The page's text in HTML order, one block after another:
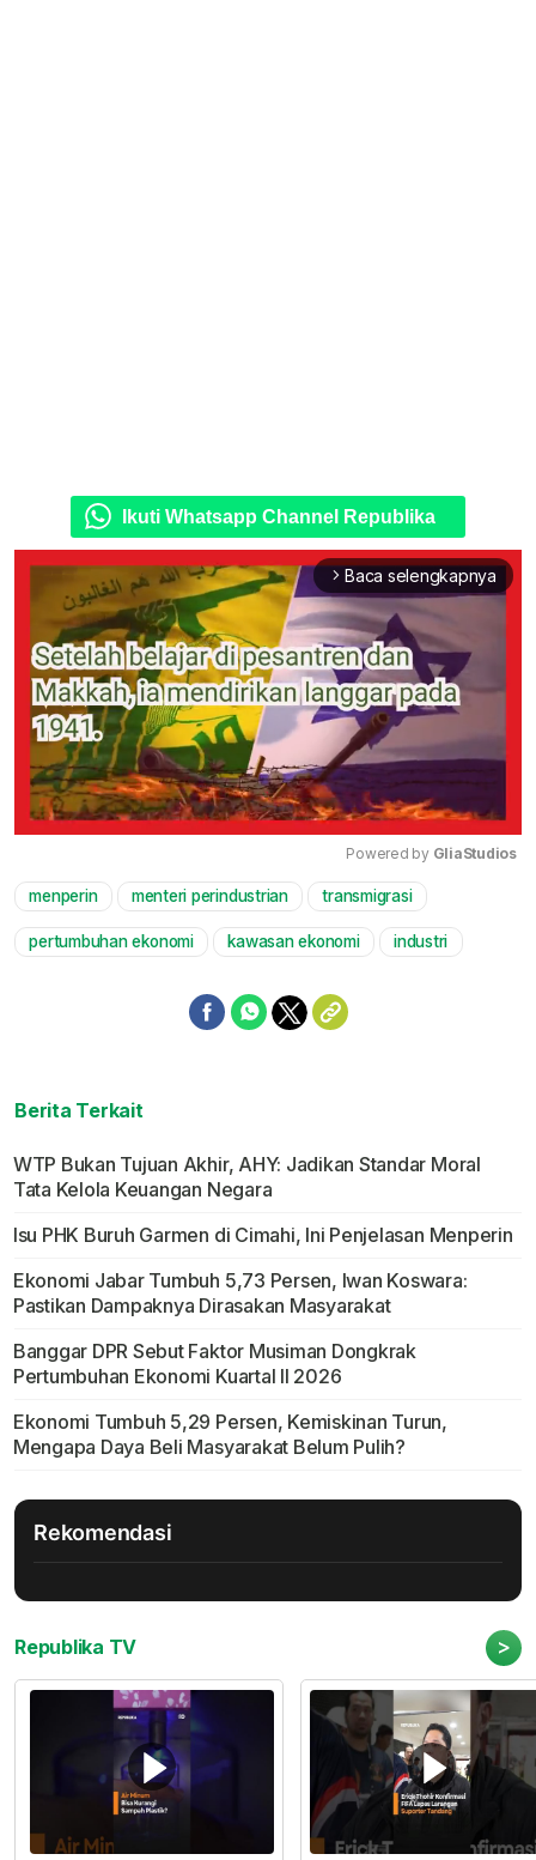
Ikuti Whatsapp Channel Republika
arrow_forward_ios Baca selengkapnya
Powered by GliaStudios
menperin menteri perindustrian transmigrasi
pertumbuhan ekonomi kawasan ekonomi industri
Berita Terkait
WTP Bukan Tujuan Akhir, AHY: Jadikan Standar Moral
Tata Kelola Keuangan Negara
Isu PHK Buruh Garmen di Cimahi, Ini Penjelasan Menperin
Ekonomi Jabar Tumbuh 5,73 Persen, Iwan Koswara:
Pastikan Dampaknya Dirasakan Masyarakat
Banggar DPR Sebut Faktor Musiman Dongkrak
Pertumbuhan Ekonomi Kuartal II 2026
Ekonomi Tumbuh 5,29 Persen, Kemiskinan Turun,
Mengapa Daya Beli Masyarakat Belum Pulih?
Rekomendasi
Republika TV >